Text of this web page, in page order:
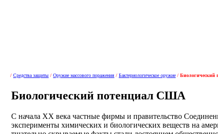
/ Средства защиты / Оружие массового поражения / Бактериологическое оружие /
Биологический потенциал США
С начала XX века частные фирмы и правительство
эксперименты химических и биологических веществ на